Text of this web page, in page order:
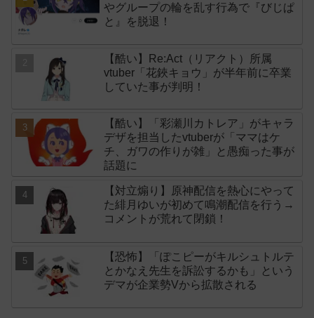
やグループの輪を乱す行為で『びじぱ
と』を脱退！
【酷い】Re:Act（リアクト）所属
vtuber「花鋏キョウ」が半年前に卒業
していた事が判明！
【酷い】「彩瀬川カトレア」がキャラ
デザを担当したvtuberが「ママはケ
チ、ガワの作りが雑」と愚痴った事が
話題に
【対立煽り】原神配信を熱心にやって
た緋月ゆいが初めて鳴潮配信を行う→
コメントが荒れて閉鎖！
【恐怖】「ぽこピーがキルシュトルテ
とかなえ先生を訴訟するかも」という
デマが企業勢Vから拡散される